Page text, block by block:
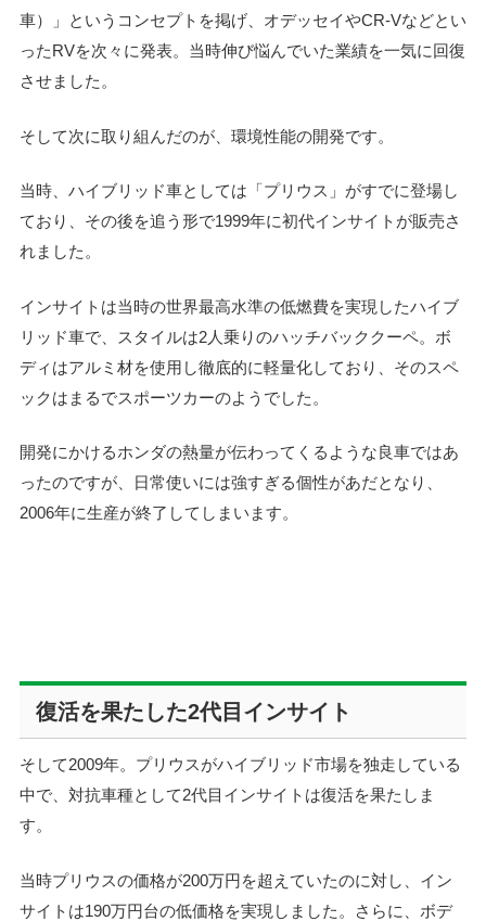
車）」というコンセプトを掲げ、オデッセイやCR-Vなどとい
ったRVを次々に発表。当時伸び悩んでいた業績を一気に回復
させました。
そして次に取り組んだのが、環境性能の開発です。
当時、ハイブリッド車としては「プリウス」がすでに登場し
ており、その後を追う形で1999年に初代インサイトが販売さ
れました。
インサイトは当時の世界最高水準の低燃費を実現したハイブ
リッド車で、スタイルは2人乗りのハッチバッククーペ。ボ
ディはアルミ材を使用し徹底的に軽量化しており、そのスペ
ックはまるでスポーツカーのようでした。
開発にかけるホンダの熱量が伝わってくるような良車ではあ
ったのですが、日常使いには強すぎる個性があだとなり、
2006年に生産が終了してしまいます。
復活を果たした2代目インサイト
そして2009年。プリウスがハイブリッド市場を独走している
中で、対抗車種として2代目インサイトは復活を果たしま
す。
当時プリウスの価格が200万円を超えていたのに対し、イン
サイトは190万円台の低価格を実現しました。さらに、ボデ